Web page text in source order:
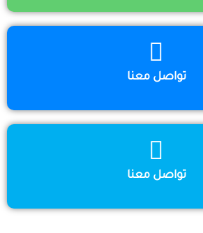
تواصل معنا
تواصل معنا